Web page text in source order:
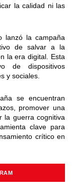
la calidad ni las
lanzó la campaña
de salvar a la
la era digital. Esta
de dispositivos
y sociales.
se encuentran
promover una
la guerra cognitiva
clave para
crítico en